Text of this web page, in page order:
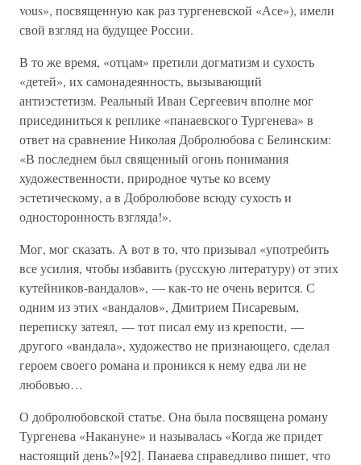
vous», посвященную как раз тургеневской «Асе»), имели
свой взгляд на будущее России.
В то же время, «отцам» претили догматизм и сухость
«детей», их самонадеянность, вызывающий
антиэстетизм. Реальный Иван Сергеевич вполне мог
присединиться к реплике «панаевского Тургенева» в
ответ на сравнение Николая Добролюбова с Белинским:
«В последнем был священный огонь понимания
художественности, природное чутье ко всему
эстетическому, а в Добролюбове всюду сухость и
односторонность взгляда!».
Мог, мог сказать. А вот в то, что призывал «употребить
все усилия, чтобы избавить (русскую литературу) от этих
кутейников-вандалов», — как-то не очень верится. С
одним из этих «вандалов», Дмитрием Писаревым,
переписку затеял, — тот писал ему из крепости, —
другого «вандала», художество не признающего, сделал
героем своего романа и проникся к нему едва ли не
любовью…
О добролюбовской статье. Она была посвящена роману
Тургенева «Накануне» и называлась «Когда же придет
настоящий день?»[92]. Панаева справедливо пишет, что